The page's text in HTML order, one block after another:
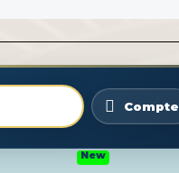
Compte
New